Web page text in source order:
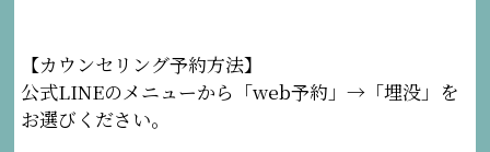
【カウンセリング予約方法】
公式LINEのメニューから「web予約」→「埋没」を
お選びください。